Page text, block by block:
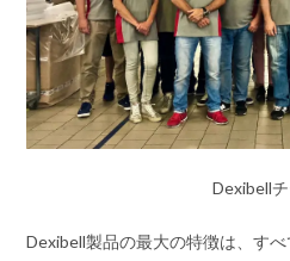
Dexibell
Dexibell製品の最大の特徴は、す